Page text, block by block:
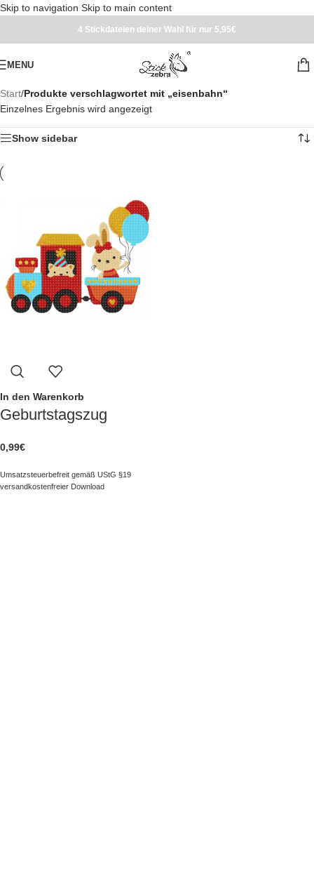
Skip to navigation Skip to main content
4 Stickdateien deiner Wahl für nur 5,95€
MENU
Start/Produkte verschlagwortet mit „eisenbahn“
Einzelnes Ergebnis wird angezeigt
Show sidebar
In den Warenkorb
Geburtstagszug
0,99€
Umsatzsteuerbefreit gemäß UStG §19
versandkostenfreier Download